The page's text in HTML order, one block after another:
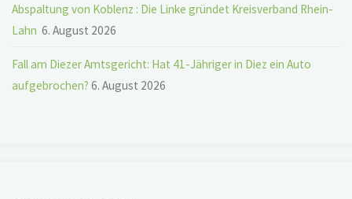
Abspaltung von Koblenz : Die Linke gründet Kreisverband Rhein-
Lahn 6. August 2026
Fall am Diezer Amtsgericht: Hat 41-Jähriger in Diez ein Auto
aufgebrochen? 6. August 2026